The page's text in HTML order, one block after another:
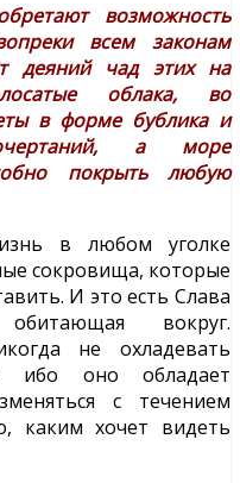
возможность
всем законам
деяний чад этих на
облака, во
в форме бублика и
а море
покрыть любую
в любом уголке
сокровища, которые
И это есть Слава
вокруг.
не охладевать
ибо оно обладает
с течением
каким хочет видеть